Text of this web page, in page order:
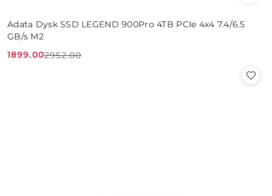
Adata Dysk SSD LEGEND 900Pro 4TB PCIe 4x4 7.4/6.5
GB/s M2
Cena
1899.00
Cena
2952.00